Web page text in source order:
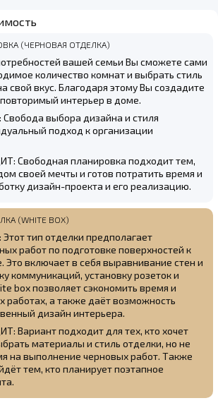
(ЧЕРНОВАЯ ОТДЕЛКА)
вашей семьи Вы сможете сами
количество комнат и выбрать стиль
свой вкус. Благодаря этому Вы создадите
интерьер в доме.
выбора дизайна и стиля
подход к организации
Свободная планировка подходит тем,
своей мечты и готов потратить время и
дизайн-проекта и его реализацию.
(WHITE BOX)
тип отделки предполагает
работ по подготовке поверхностей к
включает в себя выравнивание стен и
коммуникаций, установку розеток и
box позволяет сэкономить время и
работах, а также даёт возможность
дизайн интерьера.
Вариант подходит для тех, кто хочет
материалы и стиль отделки, но не
на выполнение черновых работ. Также
тем, кто планирует поэтапное